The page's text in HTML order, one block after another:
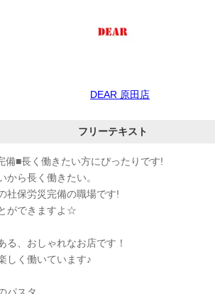
DEAR 原田店
フリーテキスト
備■長く働きたい方にぴったりです!
から長く働きたい。
社保労災完備の職場です!
ができますよ☆
る、おしゃれなお店です！
しく働いています♪